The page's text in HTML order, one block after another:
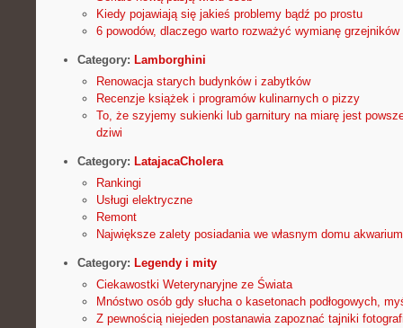
Kiedy pojawiają się jakieś problemy bądź po prostu
6 powodów, dlaczego warto rozważyć wymianę grzejników
Category: Lamborghini
Renowacja starych budynków i zabytków
Recenzje książek i programów kulinarnych o pizzy
To, że szyjemy sukienki lub garnitury na miarę jest
dziwi
Category: LatajacaCholera
Rankingi
Usługi elektryczne
Remont
Największe zalety posiadania we własnym domu akwarium
Category: Legendy i mity
Ciekawostki Weterynaryjne ze Świata
Mnóstwo osób gdy słucha o kasetonach podłogowych,
Z pewnością niejeden postanawia zapoznać tajniki